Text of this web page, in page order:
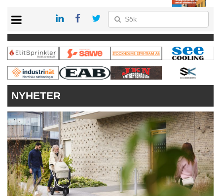
PRENUMERERA
VÅRA ANDRA MAGASIN
ANNONSERA
KONTAKT
NYHETER